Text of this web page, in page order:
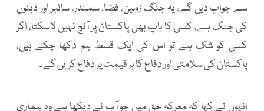
سے جواب دیں گے، یہ جنگ زمین، فضا، سمندر، سائبر اور ذہنوں
کی جنگ ہے، کسی کا باپ بھی پاکستان پر آنچ نہیں لاسکتا، اگر
کسی کو شک ہے تو اس کی ایک قسط ہم دکھا چکے ہیں،
پاکستان کی سلامتی اور دفاع کا ہر قیمت پر دفاع کریں گے۔
انہوں نے کہا کہ معرکہ حق میں جو آپ نے دیکھا ہے وہ ہماری